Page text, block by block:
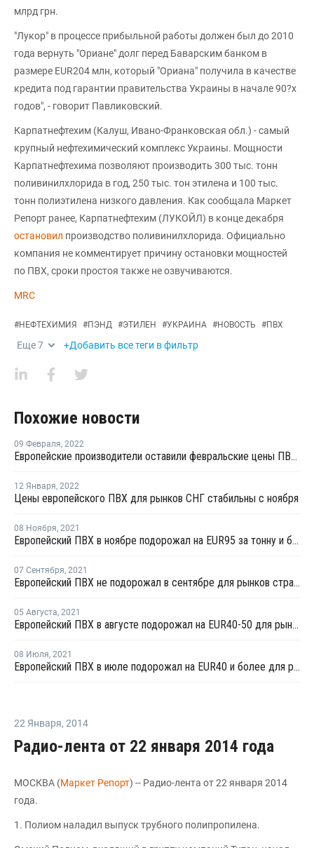
млрд грн.
"Лукор" в процессе прибыльной работы должен был до 2010
года вернуть "Ориане" долг перед Баварским банком в
размере EUR204 млн, который "Ориана" получила в качестве
кредита под гарантии правительства Украины в начале 90?х
годов", - говорит Павликовский.
Карпатнефтехим (Калуш, Ивано-Франковская обл.) - самый
крупный нефтехимический комплекс Украины. Мощности
Карпатнефтехима позволяют производить 300 тыс. тонн
поливинилхлорида в год, 250 тыс. тон этилена и 100 тыс.
тонн полиэтилена низкого давления. Как сообщала Маркет
Репорт ранее, Карпатнефтехим (ЛУКОЙЛ) в конце декабря
остановил производство поливинилхлорида. Официально
компания не комментирует причину остановки мощностей
по ПВХ, сроки простоя также не озвучиваются.
MRC
#НЕФТЕХИМИЯ #ПЭНД #ЭТИЛЕН #УКРАИНА #НОВОСТЬ #ПВХ
Еще7 +Добавить все теги в фильтр
Похожие новости
09 Февраля, 2022
Европейские производители оставили февральские цены ПВХ для рынков стран СНГ на уровне января
12 Января, 2022
Цены европейского ПВХ для рынков СНГ стабильны с ноября
08 Ноября, 2021
Европейский ПВХ в ноябре подорожал на EUR95 за тонну и более для рынков стран СНГ
07 Сентября, 2021
Европейский ПВХ не подорожал в сентябре для рынков стран СНГ
05 Августа, 2021
Европейский ПВХ в августе подорожал на EUR40-50 для рынков стран СНГ
08 Июля, 2021
Европейский ПВХ в июле подорожал на EUR40 и более для рынков стран СНГ
22 Января, 2014
Радио-лента от 22 января 2014 года
МОСКВА (Маркет Репорт) -- Радио-лента от 22 января 2014
года.
1. Полиом наладил выпуск трубного полипропилена.